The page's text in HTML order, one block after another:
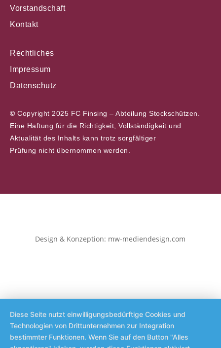
Vorstandschaft
Kontakt
Rechtliches
Impressum
Datenschutz
© Copyright 2025 FC Finsing – Abteilung Stockschützen.
Eine Haftung für die Richtigkeit, Vollständigkeit und
Aktualität des Inhalts kann trotz sorgfältiger
Prüfung nicht übernommen werden.
Design & Konzeption: mw-mediendesign.com
Diese Seite nutzt einwilligungsbedürftige Cookies und
Technologien von Drittunternehmen zur Integration
bestimmter Funktionen. Wenn Sie auf den Button "Alles